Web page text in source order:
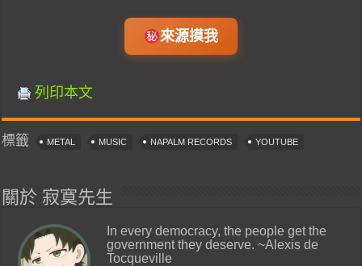
來源摸我
列印本文
標籤 METAL MUSIC NAPALM RECORDS YOUTUBE
關於 寂寞先生
In every democracy, the people get the
government they deserve. ~Alexis de
Tocqueville